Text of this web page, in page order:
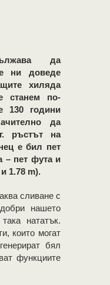
да
ни доведе
хиляда
станем по-
130 години
да
ръстът на
е бил пет
– пет фута и
1.78 m).
сливане с
нашето
нататък.
които могат
бял
функциите